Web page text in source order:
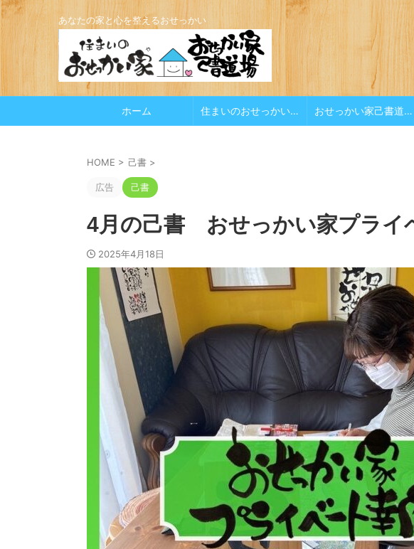
あなたの家と心を整えるおせっかい
ホーム 住まいのおせっかい家 おせっかい家己書道場
HOME > 己書 >
広告 己書
4月の己書 おせっかい家プライ
2025年4月18日